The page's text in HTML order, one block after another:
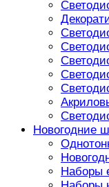
Новогодние
Наборы